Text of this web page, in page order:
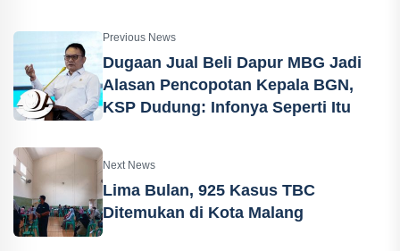
Previous News
Dugaan Jual Beli Dapur MBG Jadi
Alasan Pencopotan Kepala BGN,
KSP Dudung: Infonya Seperti Itu
Next News
Lima Bulan, 925 Kasus TBC
Ditemukan di Kota Malang